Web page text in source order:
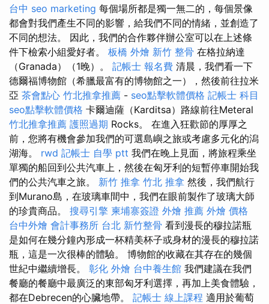
台中 seo marketing 每個場所都是獨一無二的，每個景像
都會對我們產生不同的影響，給我們不同的情緒，並創造了
不同的想法。 因此，我們的合作夥伴辦公室可以在上述條
件下檢索小組愛好者。 板橋 外燴 新竹 整骨 在格拉納達
（Granada）（1晚）。 記帳士 報名費 清晨，我們看一下
德爾福博物館（希臘最富有的博物館之一），然後前往拉米
亞 茶會點心 竹北推拿推薦 - seo點擊軟體價格 記帳士 科目
seo點擊軟體價格 卡爾迪薩（Karditsa）路線前往Meteral
竹北推拿推薦 護照過期 Rocks。 在進入狂歡節的厚厚之
前，您將有機會參加我們的可選島嶼之旅或考慮多元化的潟
湖海。 rwd 記帳士 自學 ptt 我們在晚上見面，將旅程乘坐
單獨的船回到公共汽車上，然後在匈牙利的短暫停車開始我
們的公共汽車之旅。 新竹 推拿 竹北 推拿 然後，我們航行
到Murano島，在玻璃車間中，我們在眼前製作了玻璃大師
的珍貴商品。 搜尋引擎 柬埔寨簽證 外燴 推薦 外燴 價格
台中外燴 會計事務所 台北 新竹整骨 看到漫長的穆拉諾瓶
是如何在幾分鐘內形成一杯精美杯子或身材的漫長的穆拉諾
瓶，這是一次很棒的體驗。 博物館的收藏在其存在的幾個
世紀中繼續增長。 彰化 外燴 台中養生館 我們建議在我們
餐廳的餐廳中最廣泛的東部匈牙利選擇，再加上美食體驗，
都在Debrecen的心臟地帶。 記帳士 線上課程 適用於葡萄